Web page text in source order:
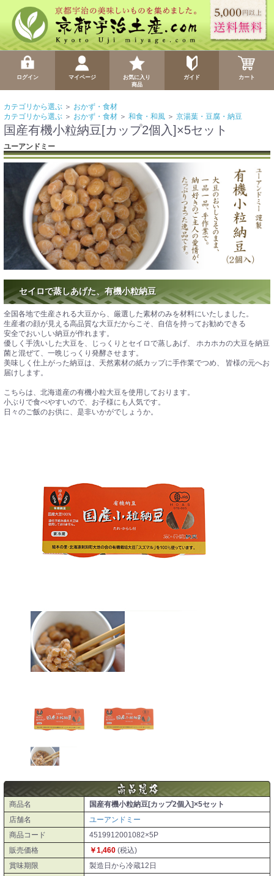
ログイン マイページ
お気に入り
商品
ガイド カート
カテゴリから選ぶ ＞ おかず・食材
カテゴリから選ぶ ＞ おかず・食材 ＞ 和食・和風 ＞ 京湯葉・豆腐・納豆
国産有機小粒納豆[カップ2個入]×5セット
ユーアンドミー
セイロで蒸しあげた、有機小粒納豆
全国各地で生産される大豆から、厳選した素材のみを材料にいたしました。
生産者の顔が見える高品質な大豆だからこそ、自信を持ってお勧めできる
安全でおいしい納豆が作れます。
優しく手洗いした大豆を、じっくりとセイロで蒸しあげ、 ホカホカの大豆を納豆
菌と混ぜて、一晩じっくり発酵させます。
美味しく仕上がった納豆は、天然素材の紙カップに手作業でつめ、 皆様の元へお
届けします。
こちらは、北海道産の有機小粒大豆を使用しております。
小ぶりで食べやすいので、お子様にも人気です。
日々のご飯のお供に、是非いかがでしょうか。
商品名
国産有機小粒納豆[カップ2個入]×5セット
店舗名
ユーアンドミー
商品コード
4519912001082×5P
販売価格
￥1,460 (税込)
賞味期限
製造日から冷蔵12日